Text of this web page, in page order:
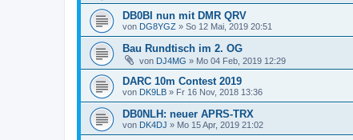
DB0BI nun mit DMR QRV
von DG8YGZ » So 12 Mai, 2019 20:51
Bau Rundtisch im 2. OG
von DJ4MG » Mo 04 Feb, 2019 12:29
DARC 10m Contest 2019
von DK9LB » Fr 16 Nov, 2018 13:36
DB0NLH: neuer APRS-TRX
von DK4DJ » Mo 15 Apr, 2019 21:02